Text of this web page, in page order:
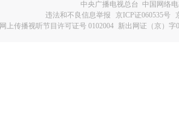
中央广播电视总台 中国网络
违法和不良信息举报
京ICP证060535号
网上传播视听节目许可证号 0102004 新出网证（京）